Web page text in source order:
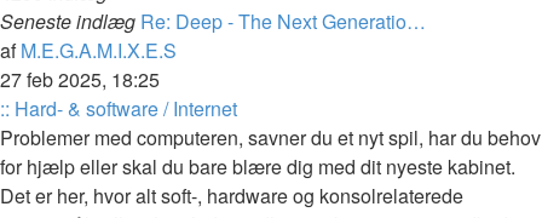
Seneste indlæg Re: Deep - The Next Generatio…
afM.E.G.A.M.I.X.E.S
seneste
indlæg
27 feb 2025, 18:25
:: Hard- & software / Internet
Problemer med computeren, savner du et nyt spil, har du behov
for hjælp eller skal du bare blære dig med dit nyeste kabinet.
Det er her, hvor alt soft-, hardware og konsolrelaterede